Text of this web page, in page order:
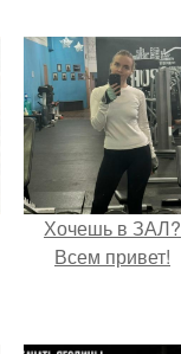
Хочешь в ЗАЛ?
Всем привет!